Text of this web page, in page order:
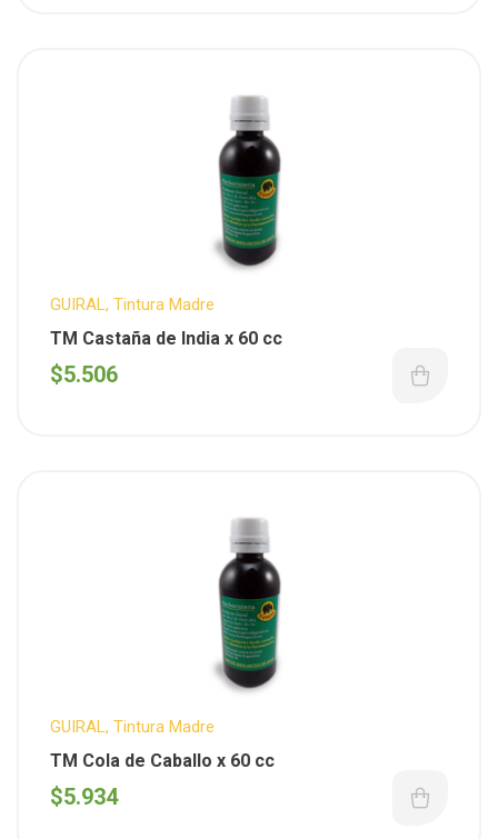
GUIRAL , Tintura Madre
TM Castaña de India x 60 cc
$5.506
GUIRAL , Tintura Madre
TM Cola de Caballo x 60 cc
$5.934